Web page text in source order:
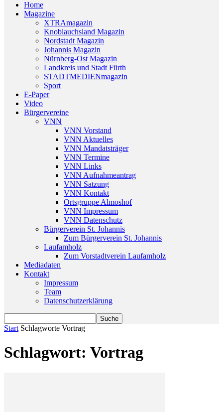
Home
Magazine
XTRAmagazin
Knoblauchsland Magazin
Nordstadt Magazin
Johannis Magazin
Nürnberg-Ost Magazin
Landkreis und Stadt Fürth
STADTMEDIENmagazin
Sport
E-Paper
Video
Bürgervereine
VNN
VNN Vorstand
VNN Aktuelles
VNN Mandatsträger
VNN Termine
VNN Links
VNN Aufnahmeantrag
VNN Satzung
VNN Kontakt
Ortsgruppe Almoshof
VNN Impressum
VNN Datenschutz
Bürgerverein St. Johannis
Zum Bürgerverein St. Johannis
Laufamholz
Zum Vorstadtverein Laufamholz
Mediadaten
Kontakt
Impressum
Team
Datenschutzerklärung
Start Schlagworte Vortrag
Schlagwort: Vortrag